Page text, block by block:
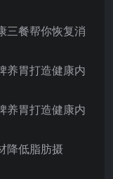
三餐帮你恢复消
养胃打造健康内
养胃打造健康内
降低脂肪摄